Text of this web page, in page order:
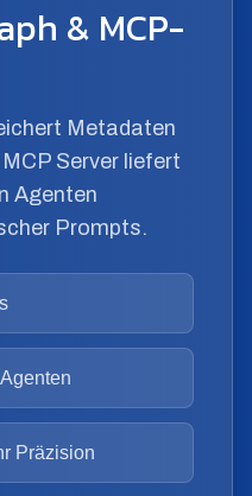
& MCP-
Metadaten
Server liefert
Agenten
Prompts.
Präzision